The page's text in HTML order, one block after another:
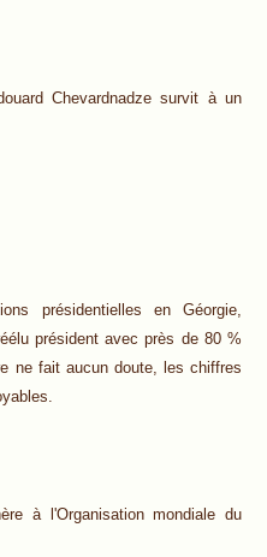
Chevardnadze survit à un
présidentielles en Géorgie,
président avec près de 80 %
ne fait aucun doute, les chiffres
à l'Organisation mondiale du